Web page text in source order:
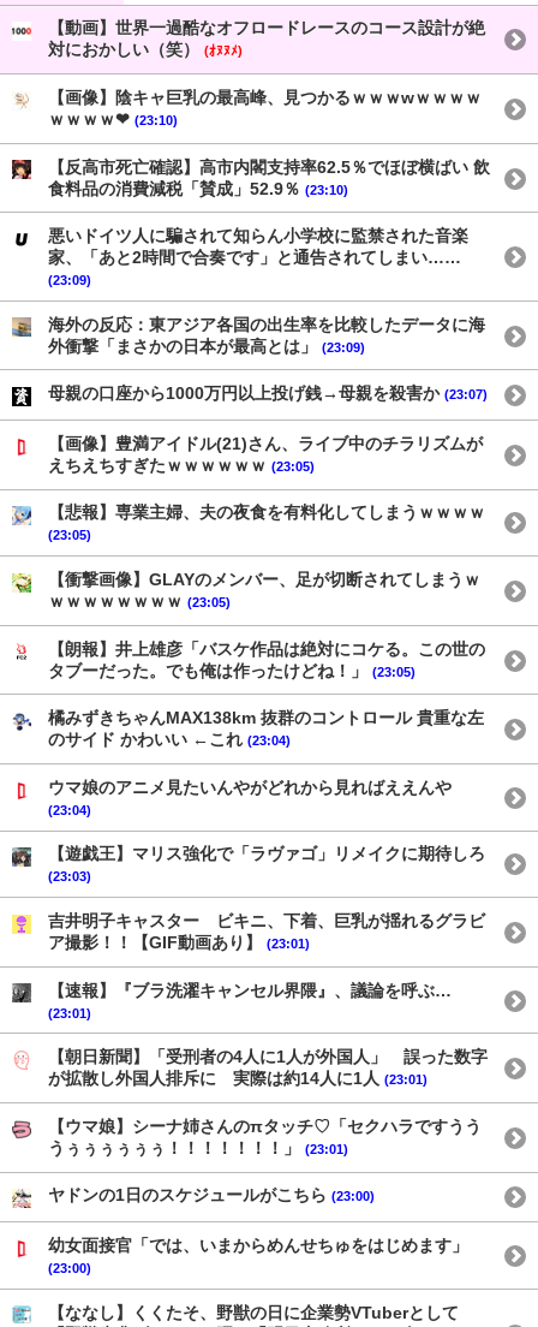
【動画】世界一過酷なオフロードレースのコース設計が絶
対におかしい（笑）
(ｵﾇﾇﾒ)
【画像】陰キャ巨乳の最高峰、見つかるｗｗｗwｗｗｗｗ
ｗｗｗｗ❤ (23:10)
【反高市死亡確認】高市内閣支持率62.5％でほぼ横ばい 飲
食料品の消費減税「賛成」52.9％ (23:10)
悪いドイツ人に騙されて知らん小学校に監禁された音楽
家、「あと2時間で合奏です」と通告されてしまい……
(23:09)
海外の反応：東アジア各国の出生率を比較したデータに海
外衝撃「まさかの日本が最高とは」
(23:09)
母親の口座から1000万円以上投げ銭→母親を殺害か (23:07)
【画像】豊満アイドル(21)さん、ライブ中のチラリズムが
えちえちすぎたｗｗｗｗｗｗ (23:05)
【悲報】専業主婦、夫の夜食を有料化してしまうｗｗｗｗ
(23:05)
【衝撃画像】GLAYのメンバー、足が切断されてしまうｗ
ｗｗｗｗｗｗｗｗ (23:05)
【朗報】井上雄彦「バスケ作品は絶対にコケる。この世の
タブーだった。でも俺は作ったけどね！」
(23:05)
橘みずきちゃんMAX138km 抜群のコントロール 貴重な左
のサイド かわいい ←これ (23:04)
ウマ娘のアニメ見たいんやがどれから見ればええんや
(23:04)
【遊戯王】マリス強化で「ラヴァゴ」リメイクに期待しろ
(23:03)
吉井明子キャスター ビキニ、下着、巨乳が揺れるグラビ
ア撮影！！【GIF動画あり】
(23:01)
【速報】『ブラ洗濯キャンセル界隈』、議論を呼ぶ…
(23:01)
【朝日新聞】「受刑者の4人に1人が外国人」 誤った数字
が拡散し外国人排斥に 実際は約14人に1人 (23:01)
【ウマ娘】シーナ姉さんのπタッチ♡「セクハラですうう
うぅぅぅぅぅぅ！！！！！！！」
(23:01)
ヤドンの1日のスケジュールがこちら (23:00)
幼女面接官「では、いまからめんせちゅをはじめます」
(23:00)
【ななし】くくたそ、野獣の日に企業勢VTuberとして